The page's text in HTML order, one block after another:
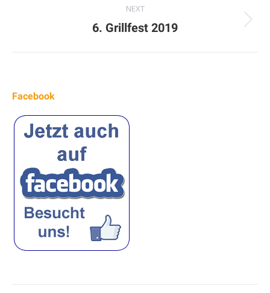
NEXT
Next
6. Grillfest 2019
Facebook